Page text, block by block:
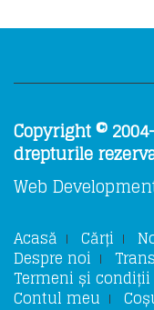
Copyright ©
drepturile
Web
Acasă Cărți
Despre noi
Termeni și condiții
Contul meu